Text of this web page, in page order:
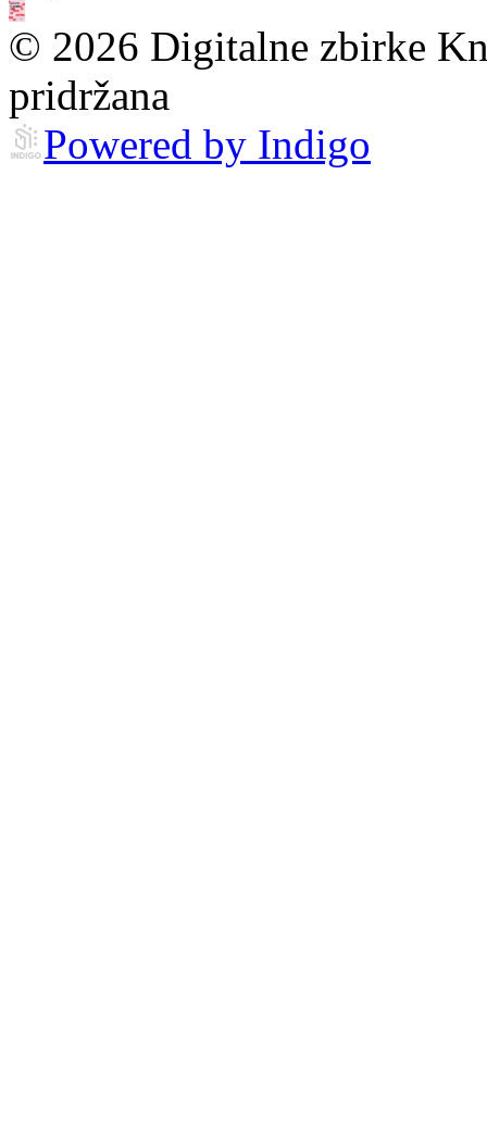
© 2026 Digitalne zbirke
pridržana
Powered by Indigo